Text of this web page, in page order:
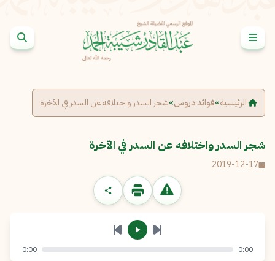
الرئيسية»فوائد دروس»شجر السدر واختلافه عن السدر في الآخرة
شجر السدر واختلافه عن السدر في الآخرة
2019-12-17
الإبلاغ عن مشكلة
الرسالة
0:00
0:00